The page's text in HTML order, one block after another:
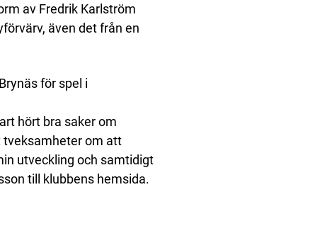
av Fredrik Karlström
även det från en
för spel i
hört bra saker om
tveksamheter om att
utveckling och samtidigt
till klubbens hemsida.